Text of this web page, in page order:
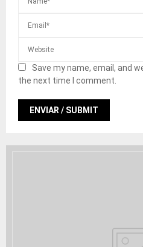
Save my name, email, and
the next time I comment.